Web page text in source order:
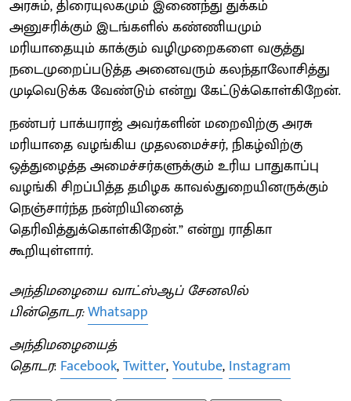
அரசும், திரையுலகமும் இணைந்து துக்கம்
அனுசரிக்கும் இடங்களில் கண்ணியமும்
மரியாதையும் காக்கும் வழிமுறைகளை வகுத்து
நடைமுறைப்படுத்த அனைவரும் கலந்தாலோசித்து
முடிவெடுக்க வேண்டும் என்று கேட்டுக்கொள்கிறேன்.
நண்பர் பாக்யராஜ் அவர்களின் மறைவிற்கு அரசு
மரியாதை வழங்கிய முதலமைச்சர், நிகழ்விற்கு
ஒத்துழைத்த அமைச்சர்களுக்கும் உரிய பாதுகாப்பு
வழங்கி சிறப்பித்த தமிழக காவல்துறையினருக்கும்
நெஞ்சார்ந்த நன்றியினைத்
தெரிவித்துக்கொள்கிறேன்.” என்று ராதிகா
கூறியுள்ளார்.
அந்திமழையை வாட்ஸ்ஆப் சேனலில்
பின்தொடர:Whatsapp
அந்திமழையைத்
தொடர: Facebook,Twitter,Youtube, Instagram